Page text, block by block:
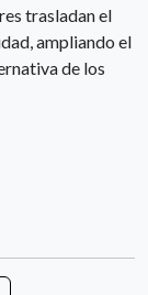
trasladan el
ampliando el
de los